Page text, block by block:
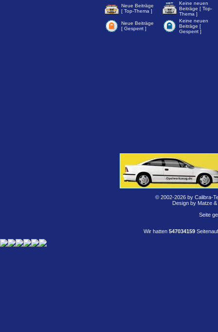
Neue Beiträge
[ Top-Thema ]
Keine neuen
Beiträge [ Top-
Thema ]
Neue Beiträge
[ Gesperrt ]
Keine neuen
Beiträge [
Gesperrt ]
© 2002-2026 by Calibra-
Design by Matze
Seite
Wir hatten 547034159